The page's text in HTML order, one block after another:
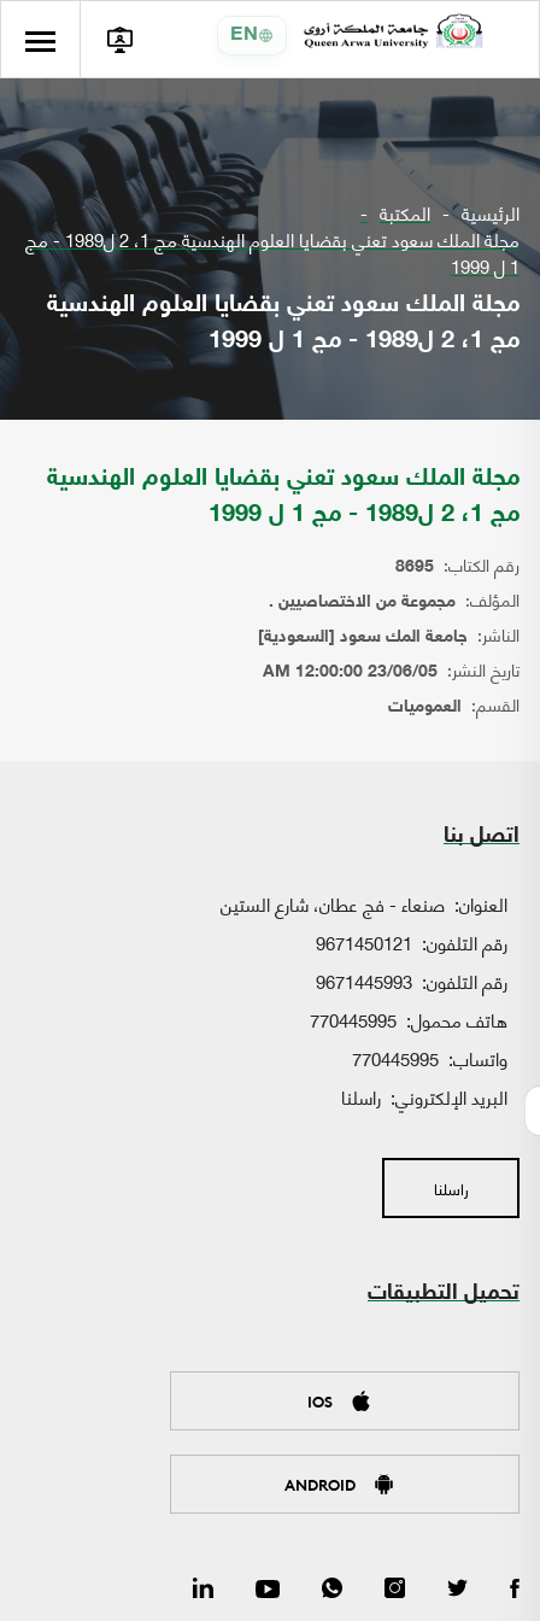
EN
الرئيسية المكتبة
مجلة الملك سعود تعني بقضايا العلوم الهندسية مج 1، 2 ل1989 - مج
1 ل 1999
مجلة الملك سعود تعني بقضايا العلوم الهندسية
مج 1، 2 ل1989 - مج 1 ل 1999
مجلة الملك سعود تعني بقضايا العلوم الهندسية
مج 1، 2 ل1989 - مج 1 ل 1999
رقم الكتاب: 8695
المؤلف: مجموعة من الاختصاصيين .
الناشر: جامعة المك سعود [السعودية]
تاريخ النشر: 23/06/05 12:00:00 AM
القسم: العموميات
اتصل بنا
العنوان: صنعاء - فج عطان، شارع الستين
رقم التلفون: 9671450121
رقم التلفون: 9671445993
هاتف محمول: 770445995
واتساب:
البريد الإلكتروني: راسلنا
راسلنا
تحميل التطبيقات
IOS
ANDROID